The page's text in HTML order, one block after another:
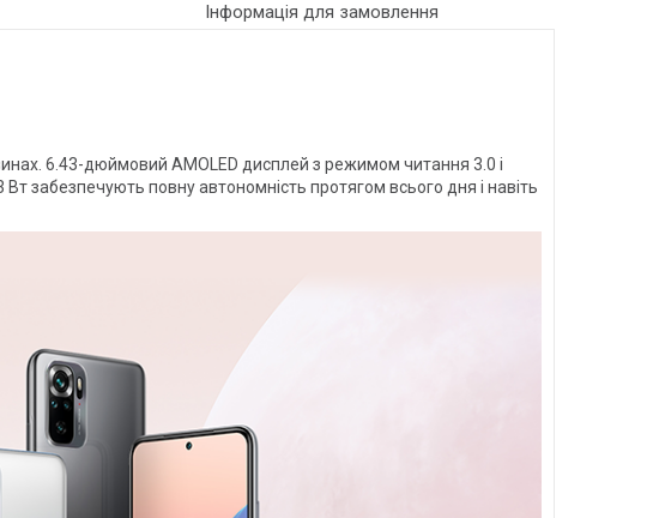
Інформація для замовлення
6.43-дюймовий AMOLED дисплей з режимом читання 3.0 і
забезпечують повну автономність протягом всього дня і навіть